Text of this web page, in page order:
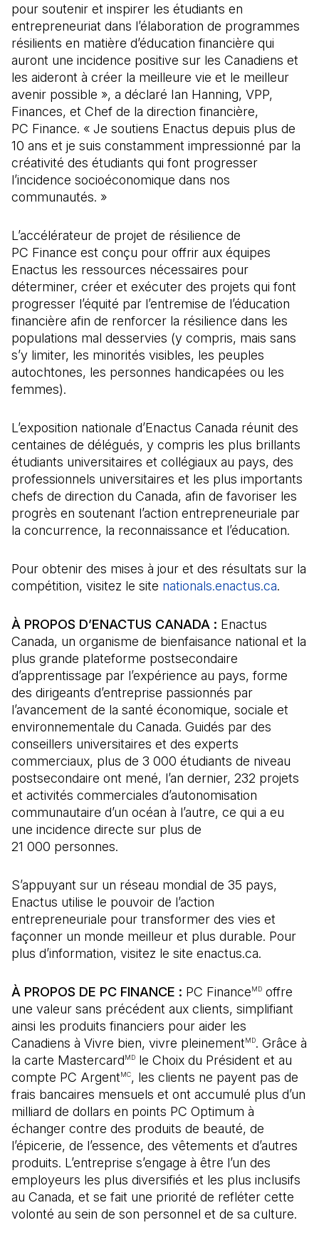
pour soutenir et inspirer les étudiants en
entrepreneuriat dans l’élaboration de programmes
résilients en matière d’éducation financière qui
auront une incidence positive sur les Canadiens et
les aideront à créer la meilleure vie et le meilleur
avenir possible », a déclaré Ian Hanning, VPP,
Finances, et Chef de la direction financière,
PC Finance. « Je soutiens Enactus depuis plus de
10 ans et je suis constamment impressionné par la
créativité des étudiants qui font progresser
l’incidence socioéconomique dans nos
communautés. »
L’accélérateur de projet de résilience de
PC Finance est conçu pour offrir aux équipes
Enactus les ressources nécessaires pour
déterminer, créer et exécuter des projets qui font
progresser l’équité par l’entremise de l’éducation
financière afin de renforcer la résilience dans les
populations mal desservies (y compris, mais sans
s’y limiter, les minorités visibles, les peuples
autochtones, les personnes handicapées ou les
femmes).
L’exposition nationale d’Enactus Canada réunit des
centaines de délégués, y compris les plus brillants
étudiants universitaires et collégiaux au pays, des
professionnels universitaires et les plus importants
chefs de direction du Canada, afin de favoriser les
progrès en soutenant l’action entrepreneuriale par
la concurrence, la reconnaissance et l’éducation.
Pour obtenir des mises à jour et des résultats sur la
compétition, visitez le site nationals.enactus.ca(Il
.
À PROPOS D’ENACTUS CANADA : Enactus
Canada, un organisme de bienfaisance national et la
plus grande plateforme postsecondaire
d’apprentissage par l’expérience au pays, forme
des dirigeants d’entreprise passionnés par
l’avancement de la santé économique, sociale et
environnementale du Canada. Guidés par des
conseillers universitaires et des experts
commerciaux, plus de 3 000 étudiants de niveau
postsecondaire ont mené, l’an dernier, 232 projets
et activités commerciales d’autonomisation
communautaire d’un océan à l’autre, ce qui a eu
une incidence directe sur plus de
21 000 personnes.
S’appuyant sur un réseau mondial de 35 pays,
Enactus utilise le pouvoir de l’action
entrepreneuriale pour transformer des vies et
façonner un monde meilleur et plus durable. Pour
plus d’information, visitez le site enactus.ca.
À PROPOS DE PC FINANCE : PC FinanceMD offre
une valeur sans précédent aux clients, simplifiant
ainsi les produits financiers pour aider les
Canadiens à Vivre bien, vivre pleinementMD. Grâce à
la carte MastercardMD le Choix du Président et au
compte PC ArgentMC, les clients ne payent pas de
frais bancaires mensuels et ont accumulé plus d’un
milliard de dollars en points PC Optimum à
échanger contre des produits de beauté, de
l’épicerie, de l’essence, des vêtements et d’autres
produits. L’entreprise s’engage à être l’un des
employeurs les plus diversifiés et les plus inclusifs
au Canada, et se fait une priorité de refléter cette
volonté au sein de son personnel et de sa culture.